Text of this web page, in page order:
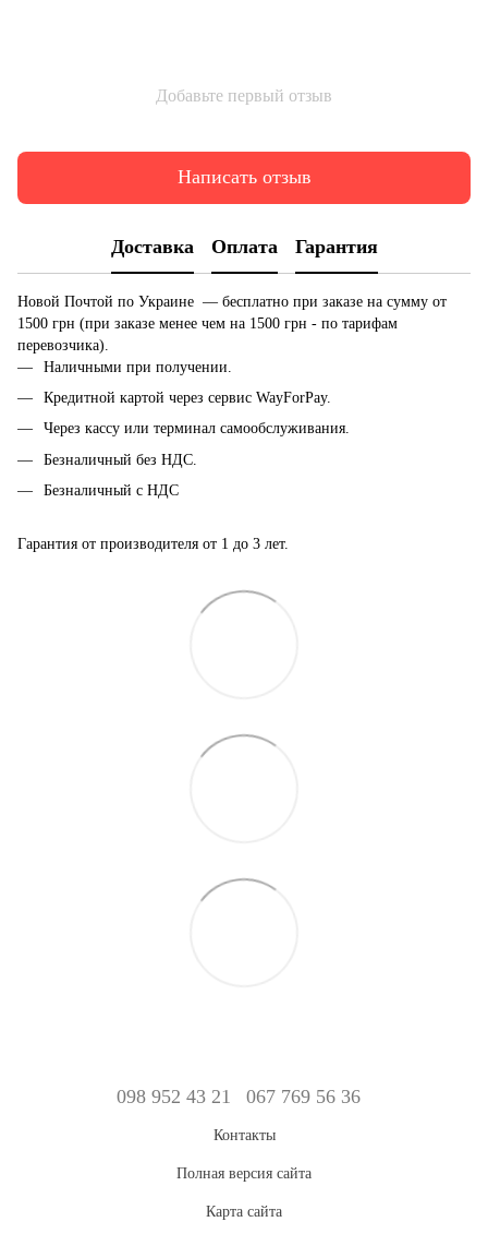
Добавьте первый отзыв
Написать отзыв
Доставка Оплата Гарантия
Новой Почтой по Украине — бесплатно при заказе на сумму от
1500 грн (при заказе менее чем на 1500 грн - по тарифам
перевозчика).
Наличными при получении.
Кредитной картой через сервис WayForPay.
Через кассу или терминал самообслуживания.
Безналичный без НДС.
Безналичный с НДС
Гарантия от производителя от 1 до 3 лет.
098 952 43 21 067 769 56 36
Контакты
Полная версия сайта
Карта сайта